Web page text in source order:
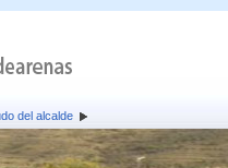
del alcalde